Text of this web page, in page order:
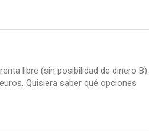
libre (sin posibilidad de dinero B).
Quisiera saber qué opciones